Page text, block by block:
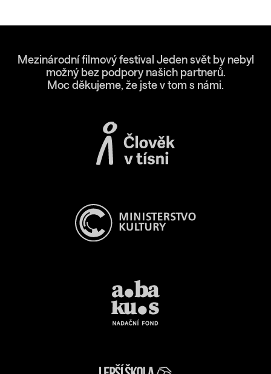
Mezinárodní filmový festival Jeden svět by nebyl
možný bez podpory našich partnerů.
Moc děkujeme, že jste v tom s námi.